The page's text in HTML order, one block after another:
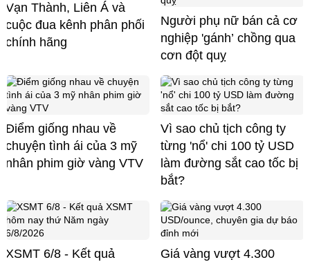
Vạn Thành, Liên Á và
cuộc đua kênh phân phối
chính hãng
Người phụ nữ bán cả cơ
nghiệp 'gánh’ chồng qua
cơn đột quỵ
Điểm giống nhau về
chuyện tình ái của 3 mỹ
nhân phim giờ vàng VTV
Vì sao chủ tịch công ty
từng 'nổ' chi 100 tỷ USD
làm đường sắt cao tốc bị
bắt?
XSMT 6/8 - Kết quả
Giá vàng vượt 4.300